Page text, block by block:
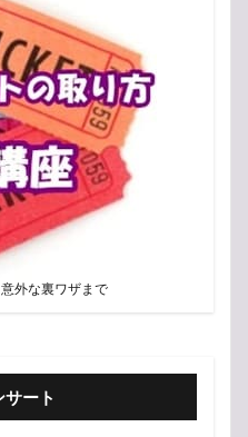
外な裏ワザまで
ート